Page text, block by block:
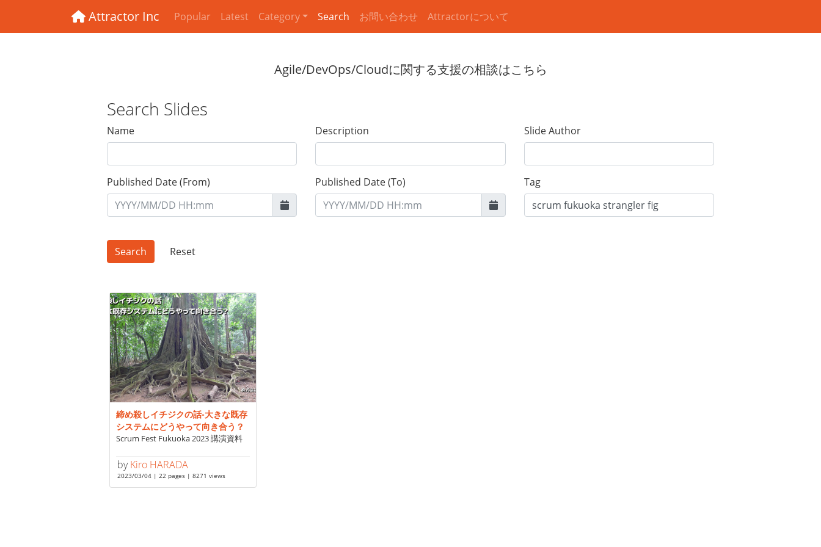
Attractor Inc Popular Latest Category Search お問い合わせ Attractorについて
Search Slides
Name Description Slide Author
Published Date (From) Published Date (To) Tag
Reset
締め殺しイチジクの話-大きな既存
システムにどうやって向き合う？
Scrum Fest Fukuoka 2023 講演資料
byKiro HARADA
2023/03/04 | 22 pages | 8271 views